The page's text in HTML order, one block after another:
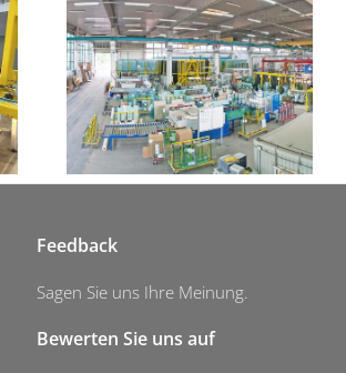
Feedback
Sagen Sie uns Ihre Meinung.
Bewerten Sie uns auf